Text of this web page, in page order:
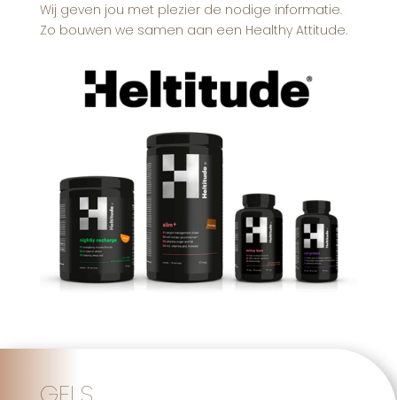
Wij geven jou met plezier de nodige informatie.
Zo bouwen we samen aan een Healthy Attitude.